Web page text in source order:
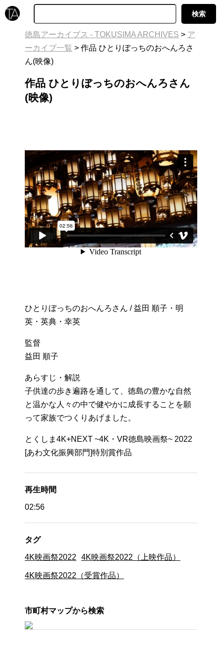
徳島アーカイブス - TOKUSIMA ARCHIVES > ア
ーカイブ一覧 > 作品 ひとりぼっちのおへんろさ
ん(映像)
作品 ひとりぼっちのおへんろさん
(映像)
ひとりぼっちのおへんろさん / 益田 順子・明
英・英典・幸英
監督
益田 順子
あらすじ・解説
子供達の歩き遍路を通して、徳島の豊かな自然
と温かな人々の中で健やかに成長することを願
って家族でつくりあげました。
とくしま4K+NEXT ~4K・VR徳島映画祭~ 2022
[あわ文化振興部門]特別賞作品
再生時間
02:56
タグ
4K映画祭2022 4K映画祭2022（上映作品）
4K映画祭2022（受賞作品）
市町村マップから検索